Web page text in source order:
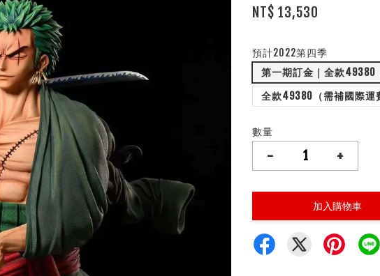
NT$ 13,530
預計2022第四季
第一期訂金｜全款49380
全款49380（需補國際運
數量
- +
加入購物車